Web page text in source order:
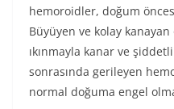
hemoroidler, doğum
Büyüyen ve kolay
ıkınmayla kanar ve
sonrasında gerileyen
normal doğuma engel